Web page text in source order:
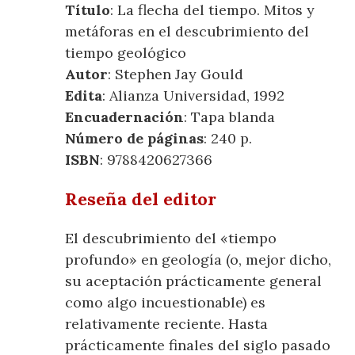
Título: La flecha del tiempo. Mitos y
metáforas en el descubrimiento del
tiempo geológico
Autor: Stephen Jay Gould
Edita: Alianza Universidad, 1992
Encuadernación: Tapa blanda
Número de páginas: 240 p.
ISBN: 9788420627366
Reseña del editor
El descubrimiento del «tiempo
profundo» en geología (o, mejor dicho,
su aceptación prácticamente general
como algo incuestionable) es
relativamente reciente. Hasta
prácticamente finales del siglo pasado